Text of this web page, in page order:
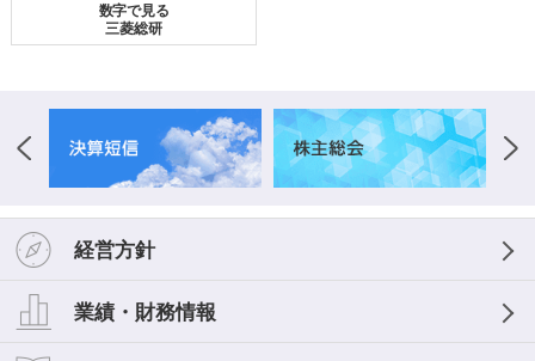
経営方針
業績・財務情報
数字で見る
三菱総研